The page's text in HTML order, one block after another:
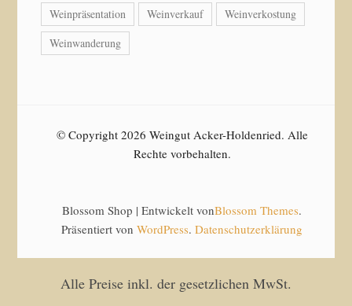
Weinpräsentation Weinverkauf
Weinverkostung
Weinwanderung
© Copyright 2026 Weingut Acker-Holdenried. Alle
Rechte vorbehalten.
Blossom Shop | Entwickelt vonBlossom Themes.
Präsentiert von WordPress. Datenschutzerklärung
Alle Preise inkl. der gesetzlichen MwSt.